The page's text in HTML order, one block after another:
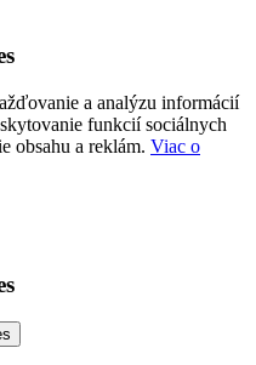
a analýzu informácií
funkcií sociálnych
obsahu a reklám. Viac o